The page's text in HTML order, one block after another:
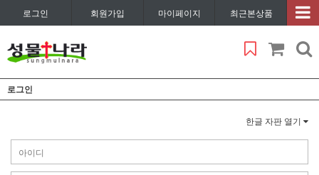
로그인 회원가입 마이페이지 최근본상품
로그인
한글 자판 열기